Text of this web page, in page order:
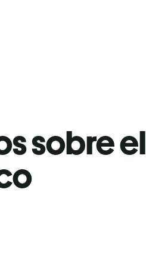
sobre el